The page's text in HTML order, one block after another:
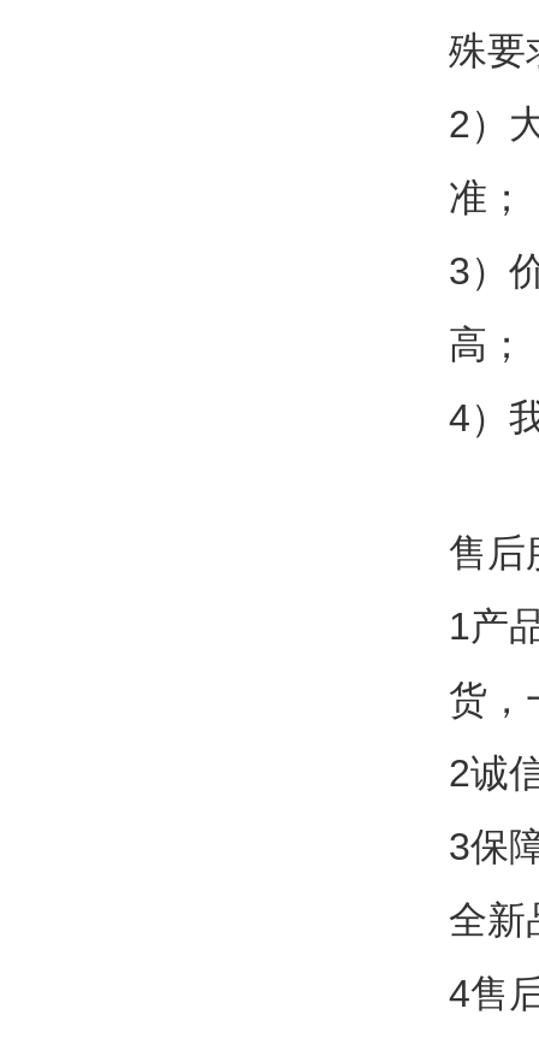
殊要
2）
准；
3）
高；
4）
售后
1产
货，
2诚
3保
全新
4售